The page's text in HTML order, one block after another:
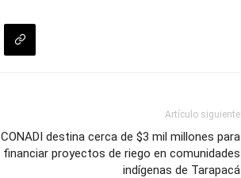
Artículo siguiente
CONADI destina cerca de $3 mil millones para
financiar proyectos de riego en comunidades
indígenas de Tarapacá